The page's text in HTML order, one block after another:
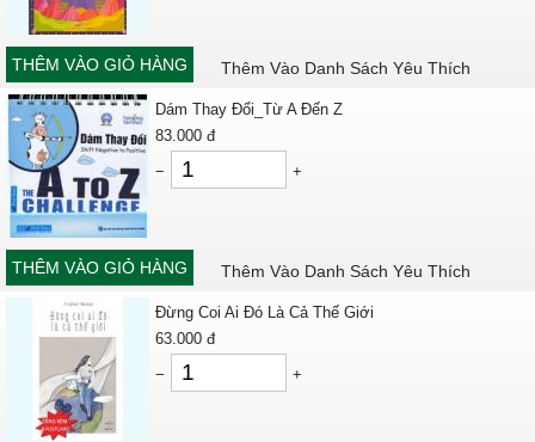
THÊM VÀO GIỎ HÀNG Thêm Vào Danh Sách Yêu Thích
Dám Thay Đổi_Từ A Đến Z
83.000 đ
−
+
THÊM VÀO GIỎ HÀNG Thêm Vào Danh Sách Yêu Thích
Đừng Coi Ai Đó Là Cả Thế Giới
63.000 đ
−
+